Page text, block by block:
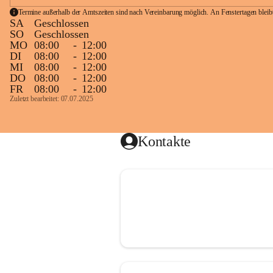
Termine außerhalb der Amtszeiten sind nach Vereinbarung möglich. An Fenstertagen
SA
Geschlossen
SO
Geschlossen
MO 08:00 - 12:00
DI
08:00 - 12:00
MI
08:00 - 12:00
DO
08:00 - 12:00
FR
08:00 - 12:00
Zuletzt bearbeitet: 07.07.2025
Kontakte